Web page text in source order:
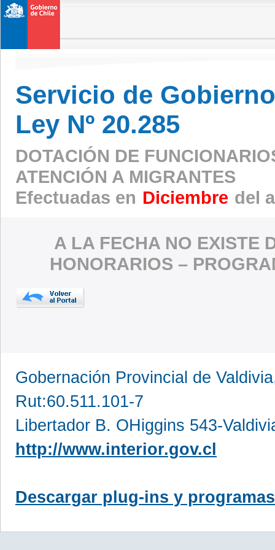
Servicio de
Ley Nº 20.285
DOTACIÓN DE
ATENCIÓN A MIGRANTES
Efectuadas en Diciembre del
A LA FECHA NO EXISTE
HONORARIOS –
Gobernación Provincial de
Rut:60.511.101-7
Libertador B. OHiggins 543-
http://www.interior.gov.cl
Descargar plug-ins y